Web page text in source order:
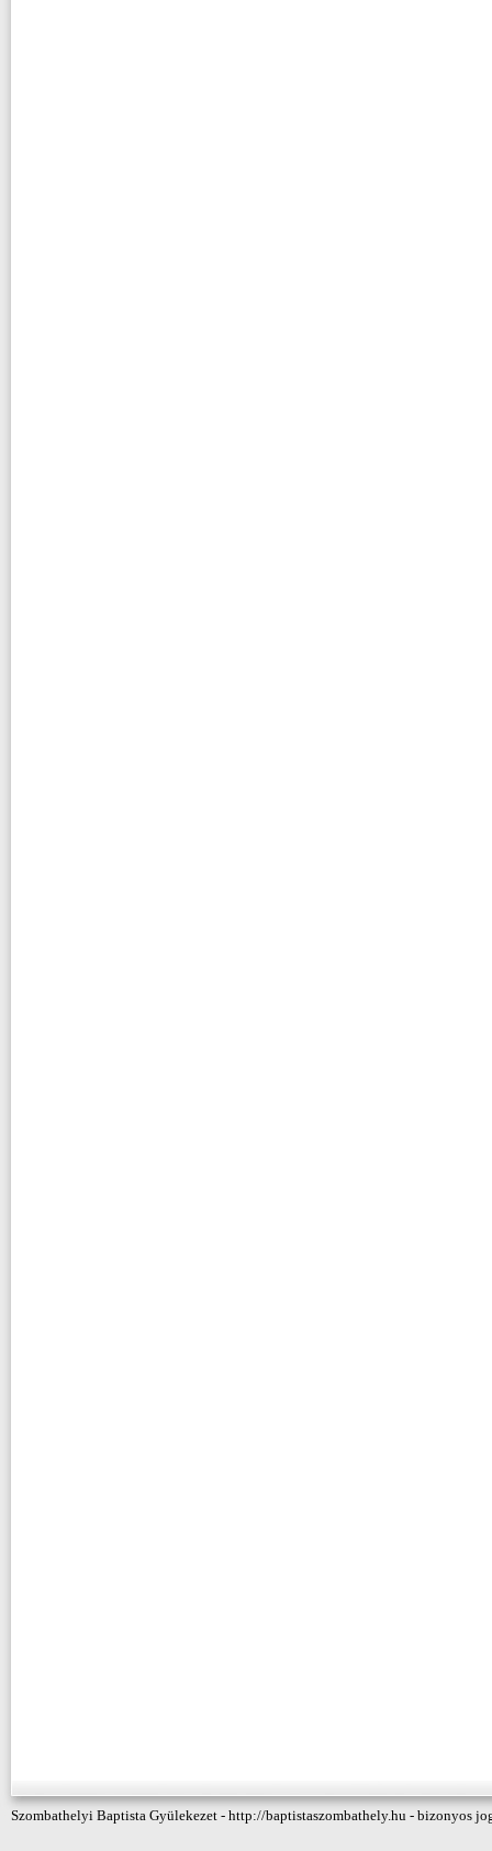
Szombathelyi Baptista Gyülekezet - http://baptistaszombathely.hu - bizonyos